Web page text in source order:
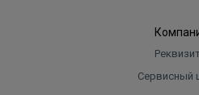
Сервисный